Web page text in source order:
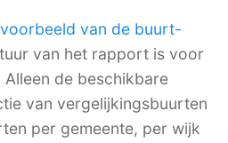
voorbeeld van de buurt-
van het rapport is voor
de beschikbare
van vergelijkingsbuurten
per gemeente, per wijk